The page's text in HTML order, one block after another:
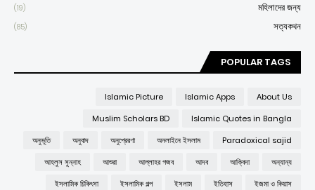
মহিলাদের জন্য
(19)
সত্যকথন
(85)
POPULAR TAGS
About Us
Islamic Apps
Islamic Picture
Islamic Quotes in Bangla
Muslim Scholars BD
Paradoxical sajid
অনলাইনে ইসলাম
অনুপ্রেরণা
অনুবাদ
অনুভূতি
অন্যান্য
আক্বিদা
আদব
আল্লাহর গজব
আশুরা
আহলুস সুন্নাহ
ইজমা ও কিয়াস
ইতিহাস
ইসলাম
ইসলামিক গল্প
ইসলামিক চিকিৎসা